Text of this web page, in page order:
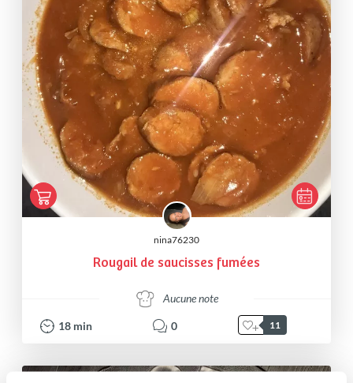
nina76230
Rougail de saucisses fumées
Aucune note
18 min 0 11